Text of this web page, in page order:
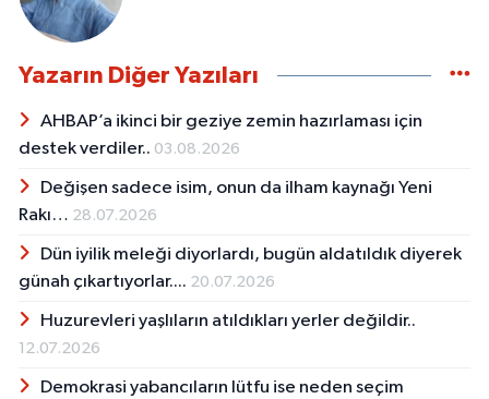
Yazarın Diğer Yazıları
AHBAP’a ikinci bir geziye zemin hazırlaması için
destek verdiler.. 03.08.2026
Değişen sadece isim, onun da ilham kaynağı Yeni
Rakı… 28.07.2026
Dün iyilik meleği diyorlardı, bugün aldatıldık diyerek
günah çıkartıyorlar.... 20.07.2026
Huzurevleri yaşlıların atıldıkları yerler değildir..
12.07.2026
Demokrasi yabancıların lütfu ise neden seçim